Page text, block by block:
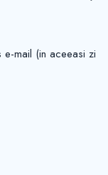
mail (in aceeasi zi